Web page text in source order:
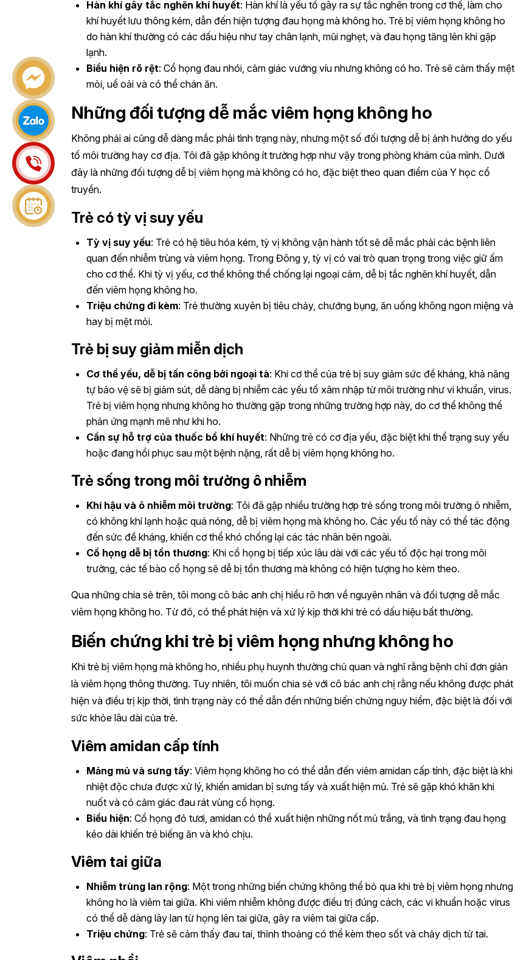
Hàn khí gây tắc nghẽn khí huyết: Hàn khí là yếu tố gây ra sự tắc nghẽn trong cơ thể, làm cho
khí huyết lưu thông kém, dẫn đến hiện tượng đau họng mà không ho. Trẻ bị viêm họng không ho
do hàn khí thường có các dấu hiệu như tay chân lạnh, mũi nghẹt, và đau họng tăng lên khi gặp
lạnh.
Biểu hiện rõ rệt: Cổ họng đau nhói, cảm giác vướng víu nhưng không có ho. Trẻ sẽ cảm thấy mệt
mỏi, uể oải và có thể chán ăn.
Những đối tượng dễ mắc viêm họng không ho
Không phải ai cũng dễ dàng mắc phải tình trạng này, nhưng một số đối tượng dễ bị ảnh hưởng do yếu
tố môi trường hay cơ địa. Tôi đã gặp không ít trường hợp như vậy trong phòng khám của mình. Dưới
đây là những đối tượng dễ bị viêm họng mà không có ho, đặc biệt theo quan điểm của Y học cổ
truyền.
Trẻ có tỳ vị suy yếu
Tỳ vị suy yếu: Trẻ có hệ tiêu hóa kém, tỳ vị không vận hành tốt sẽ dễ mắc phải các bệnh liên
quan đến nhiễm trùng và viêm họng. Trong Đông y, tỳ vị có vai trò quan trọng trong việc giữ ấm
cho cơ thể. Khi tỳ vị yếu, cơ thể không thể chống lại ngoại cảm, dễ bị tắc nghẽn khí huyết, dẫn
đến viêm họng không ho.
Triệu chứng đi kèm: Trẻ thường xuyên bị tiêu chảy, chướng bụng, ăn uống không ngon miệng và
hay bị mệt mỏi.
Trẻ bị suy giảm miễn dịch
Cơ thể yếu, dễ bị tấn công bởi ngoại tà: Khi cơ thể của trẻ bị suy giảm sức đề kháng, khả năng
tự bảo vệ sẽ bị giảm sút, dễ dàng bị nhiễm các yếu tố xâm nhập từ môi trường như vi khuẩn, virus.
Trẻ bị viêm họng nhưng không ho thường gặp trong những trường hợp này, do cơ thể không thể
phản ứng mạnh mẽ như khi ho.
Cần sự hỗ trợ của thuốc bổ khí huyết: Những trẻ có cơ địa yếu, đặc biệt khi thể trạng suy yếu
hoặc đang hồi phục sau một bệnh nặng, rất dễ bị viêm họng không ho.
Trẻ sống trong môi trường ô nhiễm
Khí hậu và ô nhiễm môi trường: Tôi đã gặp nhiều trường hợp trẻ sống trong môi trường ô nhiễm,
có không khí lạnh hoặc quá nóng, dễ bị viêm họng mà không ho. Các yếu tố này có thể tác động
đến sức đề kháng, khiến cơ thể khó chống lại các tác nhân bên ngoài.
Cổ họng dễ bị tổn thương: Khi cổ họng bị tiếp xúc lâu dài với các yếu tố độc hại trong môi
trường, các tế bào cổ họng sẽ dễ bị tổn thương mà không có hiện tượng ho kèm theo.
Qua những chia sẻ trên, tôi mong cô bác anh chị hiểu rõ hơn về nguyên nhân và đối tượng dễ mắc
viêm họng không ho. Từ đó, có thể phát hiện và xử lý kịp thời khi trẻ có dấu hiệu bất thường.
Biến chứng khi trẻ bị viêm họng nhưng không ho
Khi trẻ bị viêm họng mà không ho, nhiều phụ huynh thường chủ quan và nghĩ rằng bệnh chỉ đơn giản
là viêm họng thông thường. Tuy nhiên, tôi muốn chia sẻ với cô bác anh chị rằng nếu không được phát
hiện và điều trị kịp thời, tình trạng này có thể dẫn đến những biến chứng nguy hiểm, đặc biệt là đối với
sức khỏe lâu dài của trẻ.
Viêm amidan cấp tính
Mảng mủ và sưng tấy: Viêm họng không ho có thể dẫn đến viêm amidan cấp tính, đặc biệt là khi
nhiệt độc chưa được xử lý, khiến amidan bị sưng tấy và xuất hiện mủ. Trẻ sẽ gặp khó khăn khi
nuốt và có cảm giác đau rát vùng cổ họng.
Biểu hiện: Cổ họng đỏ tươi, amidan có thể xuất hiện những nốt mủ trắng, và tình trạng đau họng
kéo dài khiến trẻ biếng ăn và khó chịu.
Viêm tai giữa
Nhiễm trùng lan rộng: Một trong những biến chứng không thể bỏ qua khi trẻ bị viêm họng nhưng
không ho là viêm tai giữa. Khi viêm nhiễm không được điều trị đúng cách, các vi khuẩn hoặc virus
có thể dễ dàng lây lan từ họng lên tai giữa, gây ra viêm tai giữa cấp.
Triệu chứng: Trẻ sẽ cảm thấy đau tai, thỉnh thoảng có thể kèm theo sốt và chảy dịch từ tai.